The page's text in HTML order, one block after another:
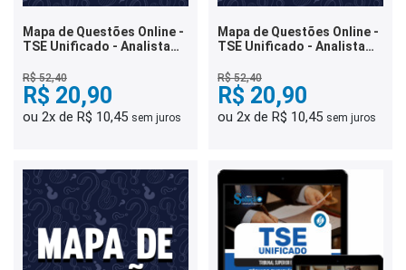
Mapa de Questões Online -
TSE Unificado - Analista
Informação - 7 Mil
Questões
R$ 52,40
R$ 20,90
ou 2x de R$ 10,45 sem juros
Mapa de Questões Online -
TSE Unificado - Analista
Administrativa - 8 Mil
Questões
R$ 52,40
R$ 20,90
ou 2x de R$ 10,45 sem juros